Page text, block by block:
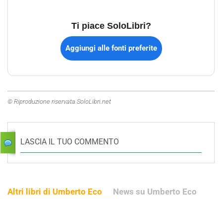
Ti piace SoloLibri?
Aggiungi alle fonti preferite
© Riproduzione riservata SoloLibri.net
LASCIA IL TUO COMMENTO
Altri libri di Umberto Eco News su Umberto Eco